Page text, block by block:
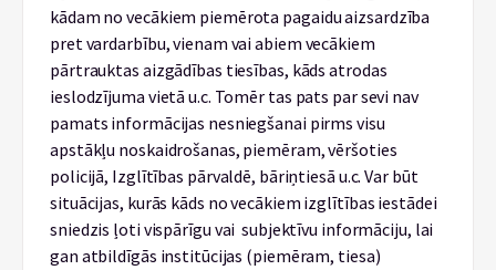
kādam no vecākiem piemērota pagaidu aizsardzība
pret vardarbību, vienam vai abiem vecākiem
pārtrauktas aizgādības tiesības, kāds atrodas
ieslodzījuma vietā u.c. Tomēr tas pats par sevi nav
pamats informācijas nesniegšanai pirms visu
apstākļu noskaidrošanas, piemēram, vēršoties
policijā, Izglītības pārvaldē, bāriņtiesā u.c. Var būt
situācijas, kurās kāds no vecākiem izglītības iestādei
sniedzis ļoti vispārīgu vai subjektīvu informāciju, lai
gan atbildīgās institūcijas (piemēram, tiesa)